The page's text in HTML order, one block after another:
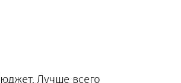
Лучше всего